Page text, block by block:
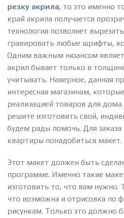
резку акрила, то это именно
край акрила получается
технология позволяет
гравировать любые шрифты,
Одним важным нюансом
акрил бывает только в
учитывать. Наверное, данная
интересная магазинам,
реализацией товаров для
решите изготовить свой,
будем рады помочь. Для
квартиры понадобиться макет.
Этот макет должен быть
программе. Именно такие
изготовить то, что вам нужно.
что возможна и отрисовка по
рисункам. Только это должно